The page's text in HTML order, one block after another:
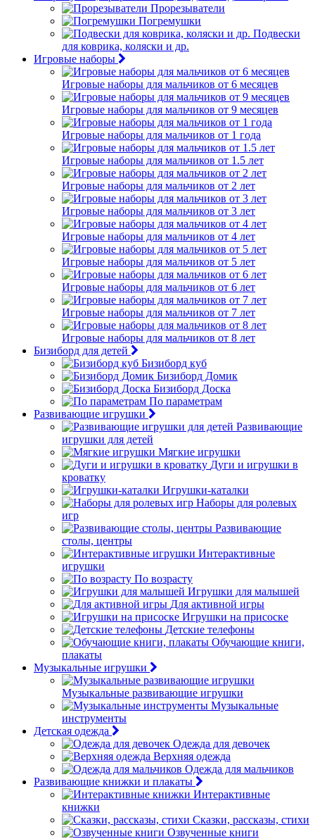
Прорезыватели
Погремушки
Подвески
для коврика, коляски и др.
Игровые наборы
Игровые наборы для мальчиков от 6 месяцев
Игровые наборы для мальчиков от 9 месяцев
Игровые наборы для мальчиков от 1 года
Игровые наборы для мальчиков от 1.5 лет
Игровые наборы для мальчиков от 2 лет
Игровые наборы для мальчиков от 3 лет
Игровые наборы для мальчиков от 4 лет
Игровые наборы для мальчиков от 5 лет
Игровые наборы для мальчиков от 6 лет
Игровые наборы для мальчиков от 7 лет
Игровые наборы для мальчиков от 8 лет
Бизиборд для детей
Бизиборд куб
Бизиборд Домик
Бизиборд Доска
По параметрам
Развивающие игрушки
Развивающие
игрушки для детей
Мягкие игрушки
Дуги и игрушки в
кроватку
Игрушки-каталки
Наборы для ролевых
игр
Развивающие
столы, центры
Интерактивные
игрушки
По возрасту
Игрушки для малышей
Для активной игры
Игрушки на присоске
Детские телефоны
Обучающие книги,
плакаты
Музыкальные игрушки
Музыкальные развивающие игрушки
Музыкальные
инструменты
Детская одежда
Одежда для девочек
Верхняя одежда
Одежда для мальчиков
Развивающие книжки и плакаты
Интерактивные
книжки
Сказки, рассказы, стихи
Озвученные книги